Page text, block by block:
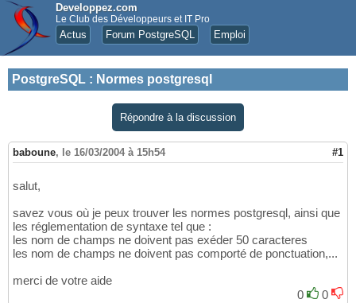
Developpez.com
Le Club des Développeurs et IT Pro
Actus Forum PostgreSQL Emploi
PostgreSQL : Normes postgresql
Répondre à la discussion
baboune, le 16/03/2004 à 15h54 #1
salut,
savez vous où je peux trouver les normes postgresql, ainsi que
les réglementation de syntaxe tel que :
les nom de champs ne doivent pas exéder 50 caracteres
les nom de champs ne doivent pas comporté de ponctuation,...
merci de votre aide
0
0